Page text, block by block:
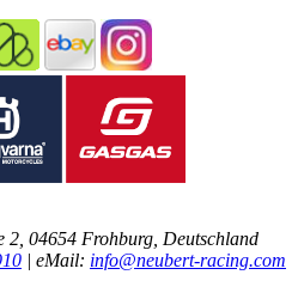
2, 04654 Frohburg, Deutschland
| eMail: info@neubert-racing.com